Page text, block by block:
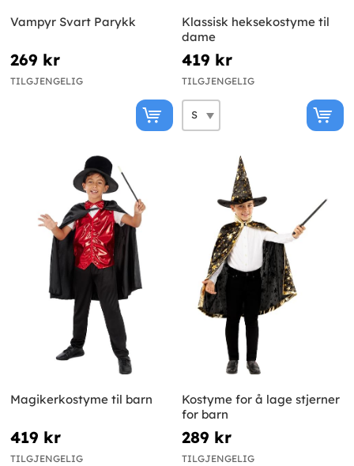
Vampyr Svart Parykk
269 kr
TILGJENGELIG
Klassisk heksekostyme til
dame
419 kr
TILGJENGELIG
Magikerkostyme til barn
419 kr
TILGJENGELIG
Kostyme for å lage stjerner
for barn
289 kr
TILGJENGELIG